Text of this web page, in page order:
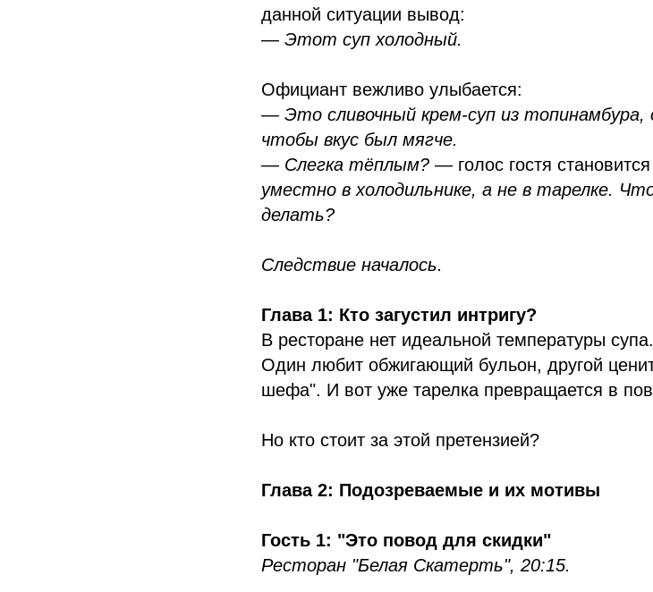
данной ситуации вывод:
— Этот суп холодный.
Официант вежливо улыбается:
— Это сливочный крем-суп из
чтобы вкус был мягче.
— Слегка тёплым? — голос гостя
уместно в холодильнике, а не в тарелке.
делать?
Следствие началось.
Глава 1: Кто загустил интригу?
В ресторане нет идеальной температуры
Один любит обжигающий бульон, другой
шефа". И вот уже тарелка превращается в
Но кто стоит за этой претензией?
Глава 2: Подозреваемые и их мотивы
Гость 1: "Это повод для скидки"
Ресторан "Белая Скатерть", 20:15.